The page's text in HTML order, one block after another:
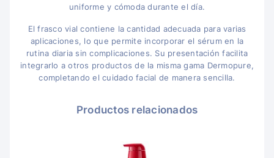
uniforme y cómoda durante el día.
El frasco vial contiene la cantidad adecuada para varias
aplicaciones, lo que permite incorporar el sérum en la
rutina diaria sin complicaciones. Su presentación facilita
integrarlo a otros productos de la misma gama Dermopure,
completando el cuidado facial de manera sencilla.
Productos relacionados